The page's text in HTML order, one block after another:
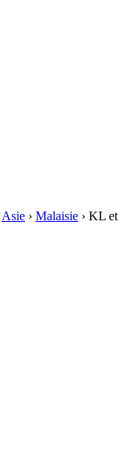
Asie › Malaisie › KL et